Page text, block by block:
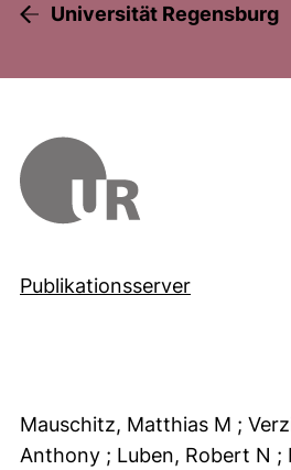
Universität Regensburg
Publikationsserver
Mauschitz, Matthias M ;
Anthony ; Luben, Robert N ;